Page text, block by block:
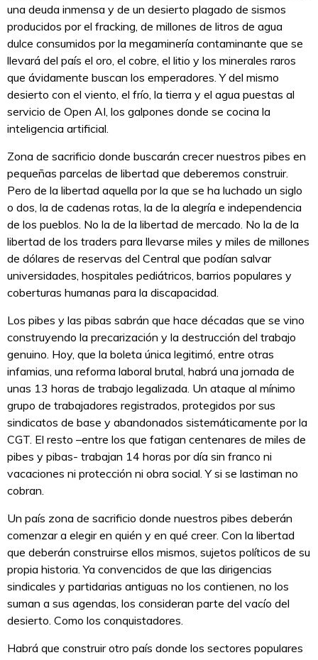
una deuda inmensa y de un desierto plagado de sismos
producidos por el fracking, de millones de litros de agua
dulce consumidos por la megaminería contaminante que se
llevará del país el oro, el cobre, el litio y los minerales raros
que ávidamente buscan los emperadores. Y del mismo
desierto con el viento, el frío, la tierra y el agua puestas al
servicio de Open AI, los galpones donde se cocina la
inteligencia artificial.
Zona de sacrificio donde buscarán crecer nuestros pibes en
pequeñas parcelas de libertad que deberemos construir.
Pero de la libertad aquella por la que se ha luchado un siglo
o dos, la de cadenas rotas, la de la alegría e independencia
de los pueblos. No la de la libertad de mercado. No la de la
libertad de los traders para llevarse miles y miles de millones
de dólares de reservas del Central que podían salvar
universidades, hospitales pediátricos, barrios populares y
coberturas humanas para la discapacidad.
Los pibes y las pibas sabrán que hace décadas que se vino
construyendo la precarización y la destrucción del trabajo
genuino. Hoy, que la boleta única legitimó, entre otras
infamias, una reforma laboral brutal, habrá una jornada de
unas 13 horas de trabajo legalizada. Un ataque al mínimo
grupo de trabajadores registrados, protegidos por sus
sindicatos de base y abandonados sistemáticamente por la
CGT. El resto –entre los que fatigan centenares de miles de
pibes y pibas- trabajan 14 horas por día sin franco ni
vacaciones ni protección ni obra social. Y si se lastiman no
cobran.
Un país zona de sacrificio donde nuestros pibes deberán
comenzar a elegir en quién y en qué creer. Con la libertad
que deberán construirse ellos mismos, sujetos políticos de su
propia historia. Ya convencidos de que las dirigencias
sindicales y partidarias antiguas no los contienen, no los
suman a sus agendas, los consideran parte del vacío del
desierto. Como los conquistadores.
Habrá que construir otro país donde los sectores populares